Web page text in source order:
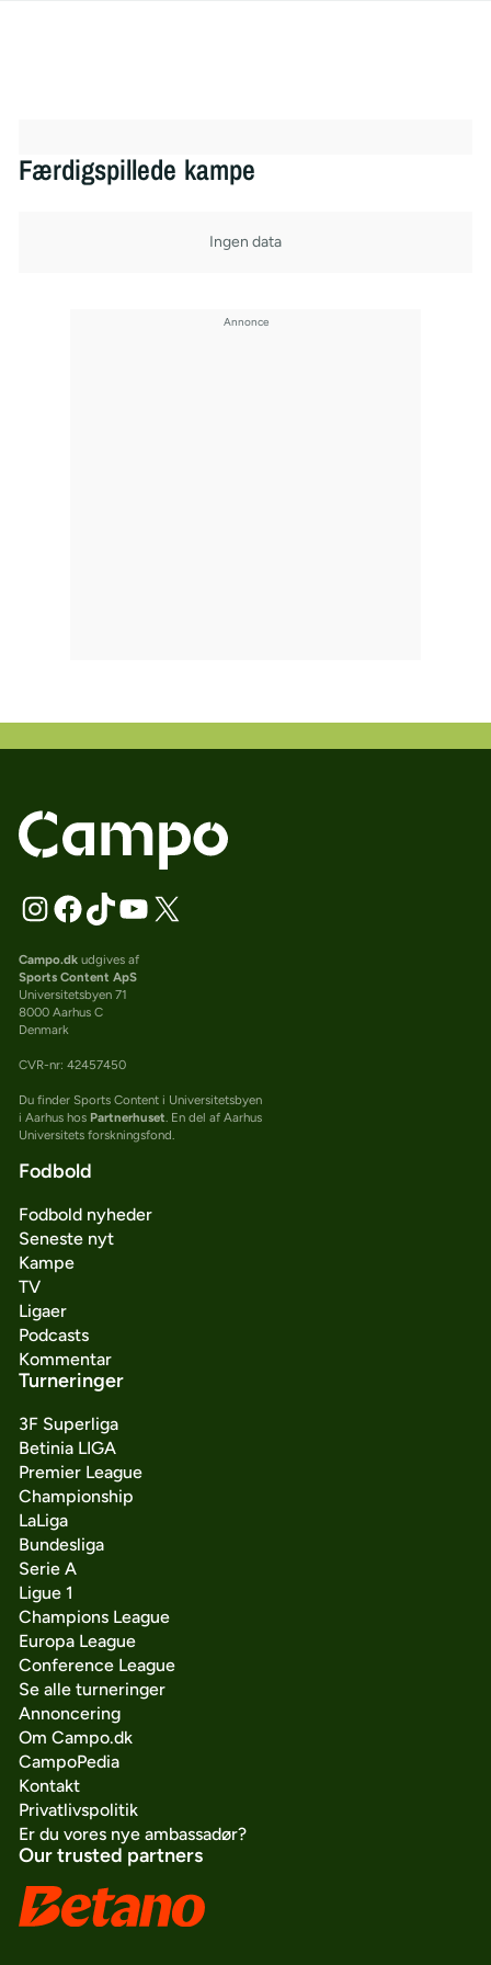
Færdigspillede kampe
Ingen data
Campo.dkudgives af
Sports Content ApS
Universitetsbyen 71
8000 Aarhus C
Denmark
CVR-nr: 42457450
Du finder Sports Content i Universitetsbyen
i Aarhus hos Partnerhuset. En del af Aarhus
Universitets forskningsfond.
Fodbold
Fodbold nyheder
Seneste nyt
Kampe
TV
Ligaer
Podcasts
Kommentar
Turneringer
3F Superliga
Betinia LIGA
Premier League
Championship
LaLiga
Bundesliga
Serie A
Ligue 1
Champions League
Europa League
Conference League
Se alle turneringer
Annoncering
Om Campo.dk
CampoPedia
Kontakt
Privatlivspolitik
Er du vores nye ambassadør?
Our trusted partners